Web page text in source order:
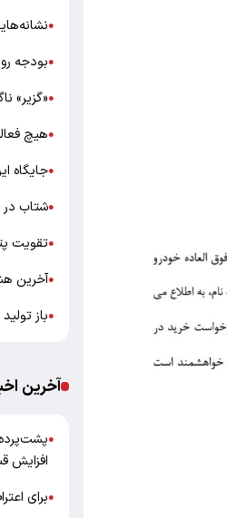
●
●بودجه
●«گزیر»
●هیچ
●جایگاه
●شتاب در
●تقویت
●آخرین
●باز
آخرین
●
●برای